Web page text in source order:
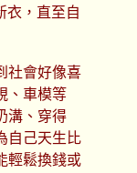
衣，直至自
社會好像喜
、車模等
溝、穿得
自己天生比
輕鬆換錢或